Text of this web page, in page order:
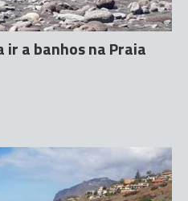
a banhos na Praia